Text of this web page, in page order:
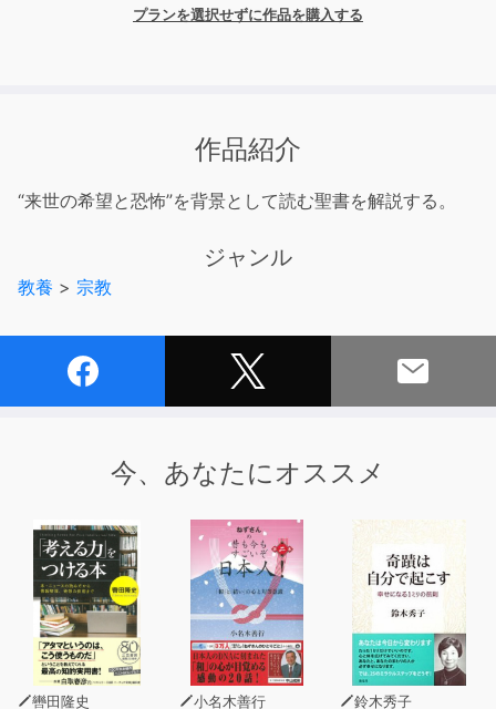
プランを選択せずに作品を購入する
作品紹介
“来世の希望と恐怖”を背景として読む聖書を解説する。
ジャンル
教養 > 宗教
今、あなたにオススメ
轡田隆史 小名木善行 鈴木秀子